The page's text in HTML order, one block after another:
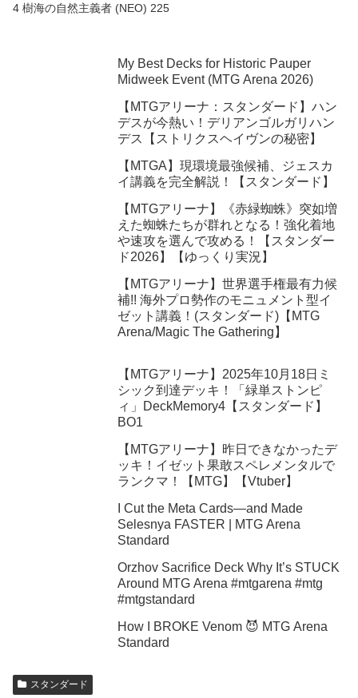
4 樹海の自然主義者 (NEO) 225
My Best Decks for Historic Pauper
Midweek Event (MTG Arena 2026)
【MTGアリーナ：スタンダード】ハン
デスが今熱い！デリアンゴルガリハン
デス【ストリクスヘイヴンの秘密】
【MTGA】現環境最強候補、ジェスカ
イ講義を完全解説！【スタンダード】
【MTGアリーナ】《赤緑蜘蛛》突如増
えた蜘蛛たちが群れとなる！強化着地
や速攻を選んで攻める！【スタンダー
ド2026】【ゆっくり実況】
【MTGアリーナ】世界選手権最有力候
補!! 海外プロ勢作のモニュメント型イ
ゼット講義！(スタンダード)【MTG
Arena/Magic The Gathering】
【MTGアリーナ】2025年10月18日ミ
シック到達デッキ！「緑単ストンピ
ィ」DeckMemory4【スタンダード】
BO1
【MTGアリーナ】昨日できなかったデ
ッキ！イゼット果敢スペレメンタルで
ランクマ！【MTG】【Vtuber】
I Cut the Meta Cards—and Made
Selesnya FASTER | MTG Arena
Standard
Orzhov Sacrifice Deck Why It’s STUCK
Around MTG Arena #mtgarena #mtg
#mtgstandard
How I BROKE Venom 😈 MTG Arena
Standard
スタンダード